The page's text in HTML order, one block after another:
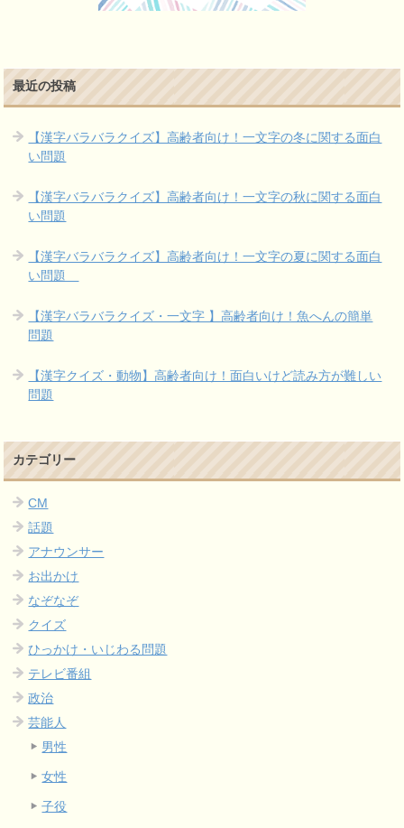
最近の投稿
【漢字バラバラクイズ】高齢者向け！一文字の冬に関する面白
い問題
【漢字バラバラクイズ】高齢者向け！一文字の秋に関する面白
い問題
【漢字バラバラクイズ】高齢者向け！一文字の夏に関する面白
い問題
【漢字バラバラクイズ・一文字 】高齢者向け！魚へんの簡単
問題
【漢字クイズ・動物】高齢者向け！面白いけど読み方が難しい
問題
カテゴリー
CM
話題
アナウンサー
お出かけ
なぞなぞ
クイズ
ひっかけ・いじわる問題
テレビ番組
政治
芸能人
男性
女性
子役